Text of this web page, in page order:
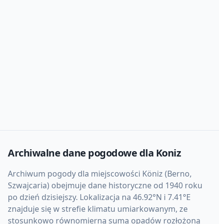
Archiwalne dane pogodowe dla Koniz
Archiwum pogody dla miejscowości Köniz (Berno,
Szwajcaria) obejmuje dane historyczne od 1940 roku
po dzień dzisiejszy. Lokalizacja na 46.92°N i 7.41°E
znajduje się w strefie klimatu umiarkowanym, ze
stosunkowo równomierną sumą opadów rozłożoną